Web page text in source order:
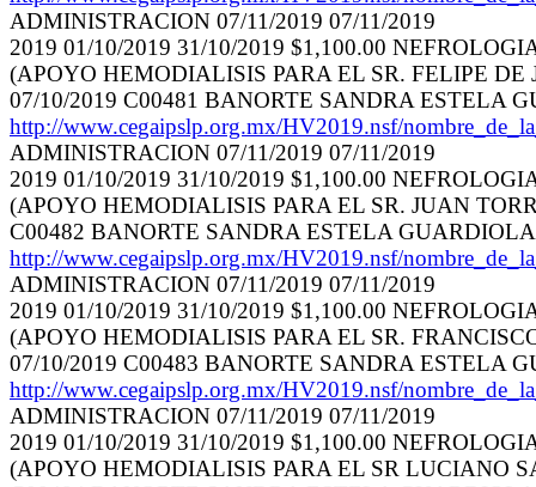
ADMINISTRACION 07/11/2019 07/11/2019
2019 01/10/2019 31/10/2019 $1,100.00
(APOYO HEMODIALISIS PARA EL SR. FELIPE DE
07/10/2019 C00481 BANORTE SANDRA ESTELA
http://www.cegaipslp.org.mx/HV2019.nsf/
ADMINISTRACION 07/11/2019 07/11/2019
2019 01/10/2019 31/10/2019 $1,100.00
(APOYO HEMODIALISIS PARA EL SR. JUAN
C00482 BANORTE SANDRA ESTELA
http://www.cegaipslp.org.mx/HV2019.nsf/
ADMINISTRACION 07/11/2019 07/11/2019
2019 01/10/2019 31/10/2019 $1,100.00
(APOYO HEMODIALISIS PARA EL SR.
07/10/2019 C00483 BANORTE SANDRA ESTELA
http://www.cegaipslp.org.mx/HV2019.nsf/
ADMINISTRACION 07/11/2019 07/11/2019
2019 01/10/2019 31/10/2019 $1,100.00
(APOYO HEMODIALISIS PARA EL SR LUCIANO